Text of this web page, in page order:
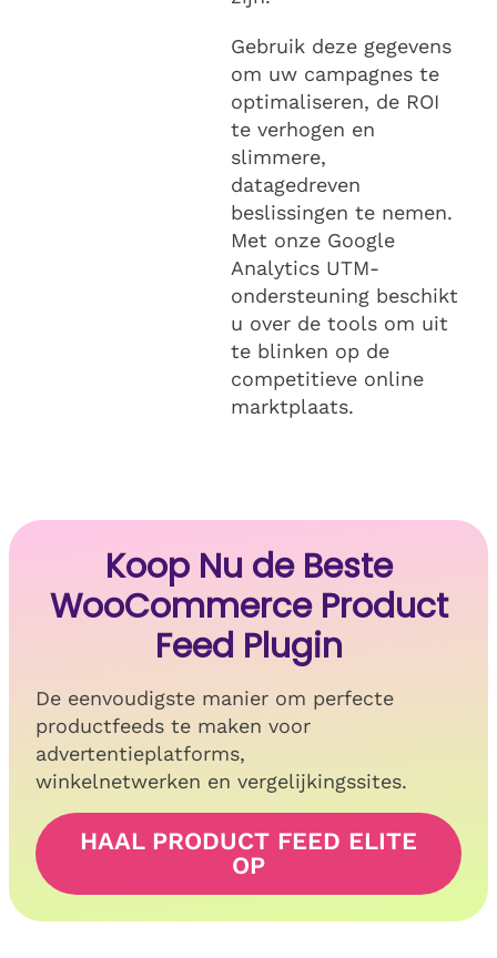
Gebruik deze gegevens
om uw campagnes te
optimaliseren, de ROI
te verhogen en
slimmere,
datagedreven
beslissingen te nemen.
Met onze Google
Analytics UTM-
ondersteuning beschikt
u over de tools om uit
te blinken op de
competitieve online
marktplaats.
Koop Nu de Beste
WooCommerce Product
Feed Plugin
De eenvoudigste manier om perfecte
productfeeds te maken voor
advertentieplatforms,
winkelnetwerken en vergelijkingssites.
HAAL PRODUCT FEED ELITE
OP